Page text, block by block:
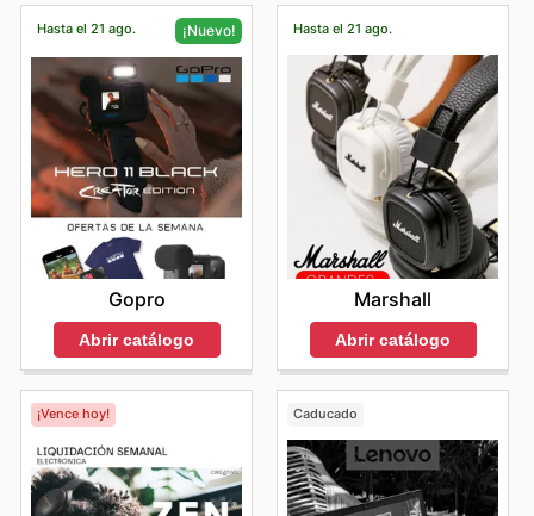
Hasta el 21 ago. ¡Nuevo!
Gopro
Abrir catálogo
Hasta el 21 ago.
Marshall
Abrir catálogo
¡Vence hoy! Caducado